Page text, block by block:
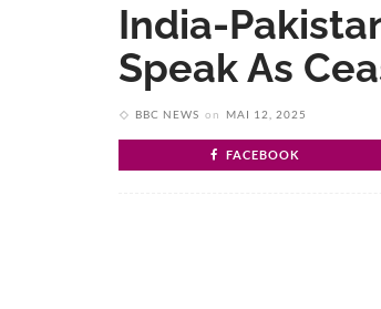
India-
Speak As
BBC NEWS on MAI 12, 2025
FACEBOOK